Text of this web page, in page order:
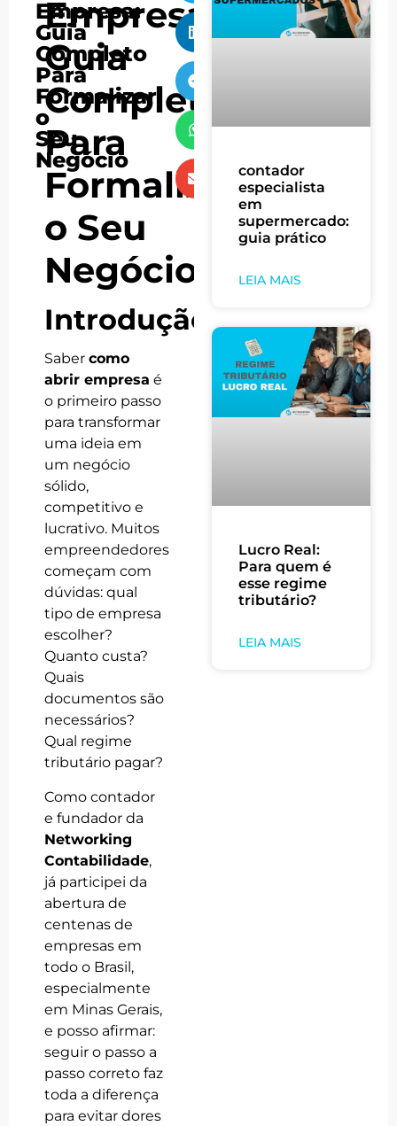
Empresa:
Guia
Completo
Para
Formalizar
o
Seu
Negócio
Empresa:
Guia
Completo
Para
Formalizar
o Seu
Negócio
Introdução
Saber como
abrir empresa é
o primeiro passo
para transformar
uma ideia em
um negócio
sólido,
competitivo e
lucrativo. Muitos
empreendedores
começam com
dúvidas: qual
tipo de empresa
escolher?
Quanto custa?
Quais
documentos são
necessários?
Qual regime
tributário pagar?
Como contador
e fundador da
Networking
Contabilidade,
já participei da
abertura de
centenas de
empresas em
todo o Brasil,
especialmente
em Minas Gerais,
e posso afirmar:
seguir o passo a
passo correto faz
toda a diferença
para evitar dores
contador
especialista
em
supermercado:
guia prático
LEIA MAIS
Lucro Real:
Para quem é
esse regime
tributário?
LEIA MAIS